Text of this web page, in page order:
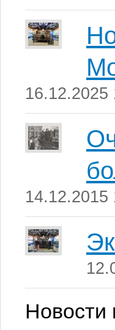
16.12.2025
14.12.2015
Новости